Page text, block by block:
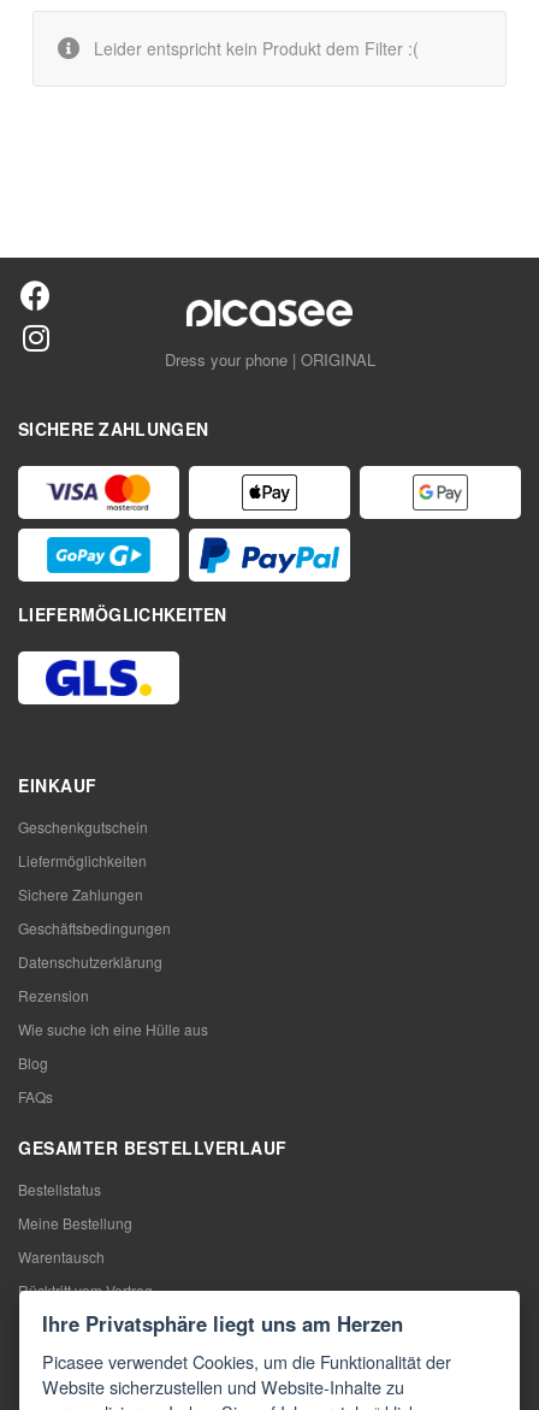
Leider entspricht kein Produkt dem Filter :(
Dress your phone | ORIGINAL
SICHERE ZAHLUNGEN
LIEFERMÖGLICHKEITEN
EINKAUF
Geschenkgutschein
Liefermöglichkeiten
Sichere Zahlungen
Geschäftsbedingungen
Datenschutzerklärung
Rezension
Wie suche ich eine Hülle aus
Blog
FAQs
GESAMTER BESTELLVERLAUF
Bestellstatus
Meine Bestellung
Warentausch
Rücktritt vom Vertrag
Reklamation
KONTAKTE
Ihre Privatsphäre liegt uns am Herzen
Picasee verwendet Cookies, um die Funktionalität der
Website sicherzustellen und Website-Inhalte zu